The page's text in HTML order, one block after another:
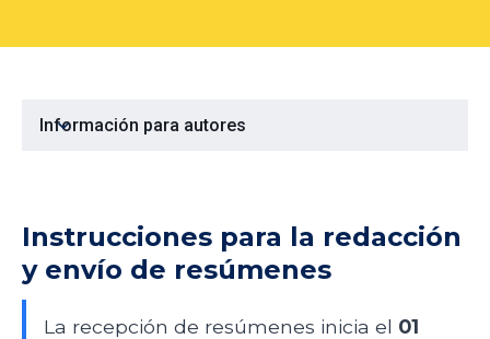
Instrucciones para la redacción
y envío de resúmenes
La recepción de resúmenes inicia el 01
Información para autores
expand_more